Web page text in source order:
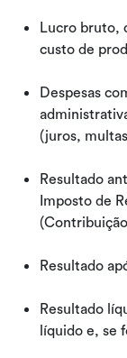
Lucro bruto,
custo de
Despesas
(juros,
Resultado
Imposto de
Resultado
Resultado
líquido e, se